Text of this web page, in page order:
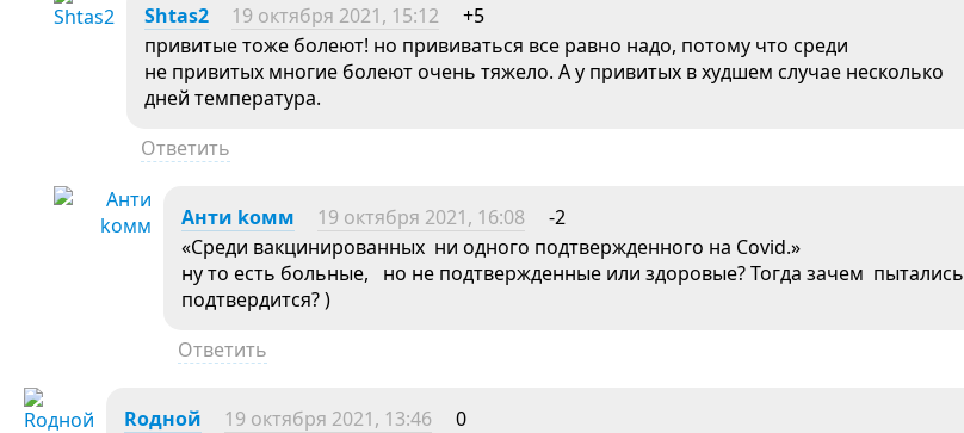
Shtas2 19 октября 2021, 15:12
+5
привитые тоже болеют! но прививаться все равно надо, потому что среди
не привитых многие болеют очень тяжело. А у привитых в худшем случае несколько
дней температура.
Ответить
Анти kомм 19 октября 2021, 16:08
-2
«Среди вакцинированных ни одного подтвержденного на Covid.»
ну то есть больные, но не подтвержденные или здоровые? Тогда зачем пытались
подтвердится? )
Ответить
Roдной 19 октября 2021, 13:46
0